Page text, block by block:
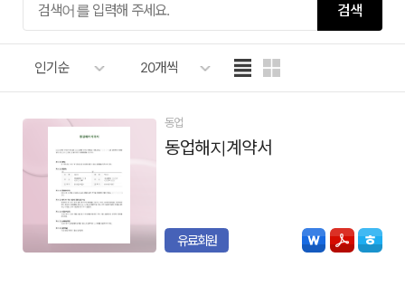
검색
인기순 20개씩
동업
동업해지계약서
유료회원